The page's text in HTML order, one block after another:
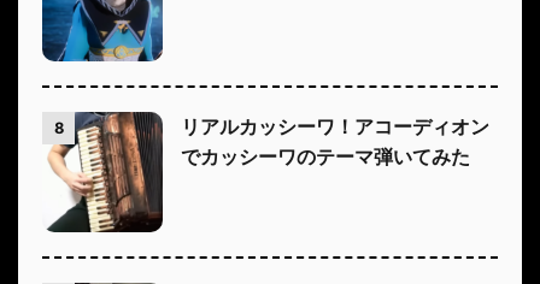
8
リアルカッシーワ！アコーディオン
でカッシーワのテーマ弾いてみた